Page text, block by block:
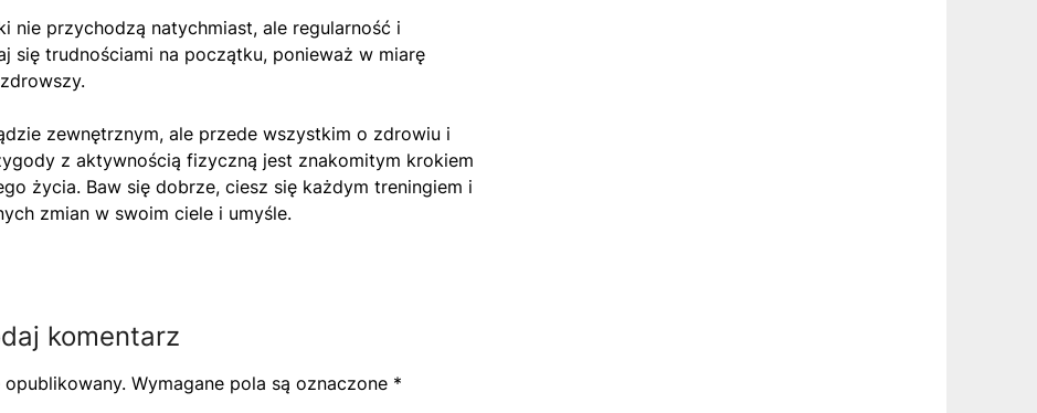
nie przychodzą natychmiast, ale regularność i
się trudnościami na początku, ponieważ w miarę
zewnętrznym, ale przede wszystkim o zdrowiu i
z aktywnością fizyczną jest znakomitym krokiem
życia. Baw się dobrze, ciesz się każdym treningiem i
zmian w swoim ciele i umyśle.
komentarz
Wymagane pola są oznaczone *